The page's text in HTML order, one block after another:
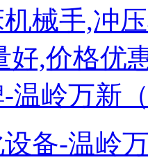
械手,冲
好,价格优
岭万新
备-温岭